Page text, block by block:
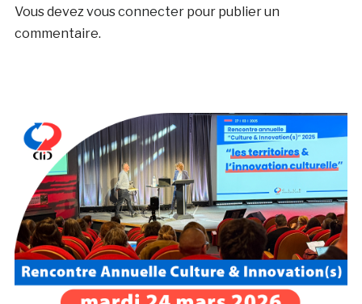
Vous devezvous connecterpour publier un
commentaire.